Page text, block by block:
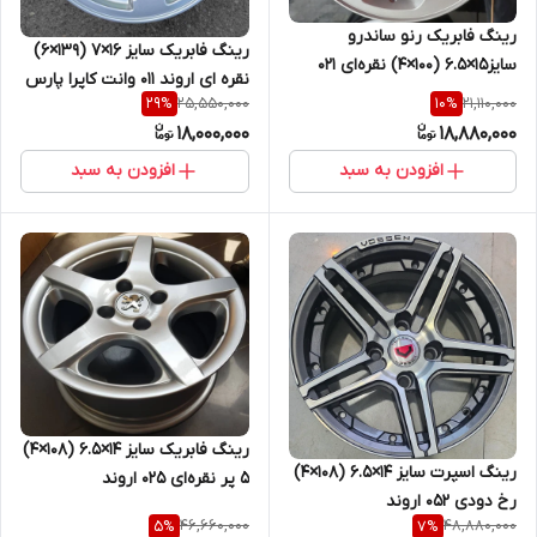
رینگ فابریک رنو ساندرو
سایز۱۵×۶.۵ (۱۰۰×۴) نقره‌ای ۰۲۱
اروند
21,110,000
10%
18,880,000
افزودن به سبد
رینگ فابریک سایز ۱۶×۷ (۱۳۹×۶)
نقره ای اروند ۰۱۱ وانت کاپرا پارس
خودرو
25,550,000
29%
18,000,000
افزودن به سبد
رینگ اسپرت سایز ۱۴×۶.۵ (۱۰۸×۴)
رخ دودی ۰۵۲ اروند
48,880,000
7%
رینگ فابریک سایز ۱۴×۶.۵ (۱۰۸×۴)
۵ پر نقره‌ای ۰۲۵ اروند
46,660,000
5%